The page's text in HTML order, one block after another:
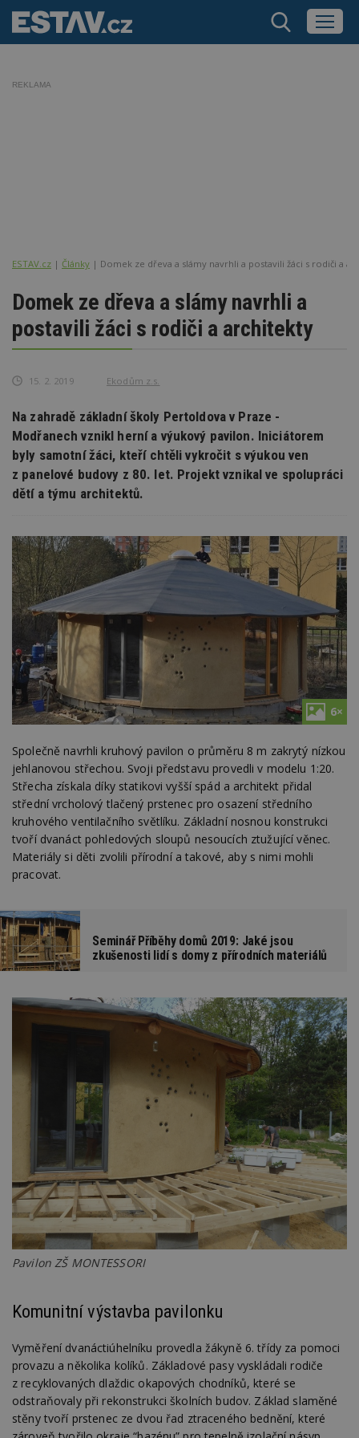
REKLAMA
ESTAV.cz Články Domek ze dřeva a slámy navrhli a postavili žáci s rodiči a
Domek ze dřeva a slámy navrhli a
postavili žáci s rodiči a architekty
15. 2. 2019 Ekodům z.s.
Na zahradě základní školy Pertoldova v Praze -
Modřanech vznikl herní a výukový pavilon. Iniciátorem
byly samotní žáci, kteří chtěli vykročit s výukou ven
z panelové budovy z 80. let. Projekt vznikal ve spolupráci
dětí a týmu architektů.
6×
Společně navrhli kruhový pavilon o průměru 8 m zakrytý nízkou
jehlanovou střechou. Svoji představu provedli v modelu 1:20.
Střecha získala díky statikovi vyšší spád a architekt přidal
střední vrcholový tlačený prstenec pro osazení středního
kruhového ventilačního světlíku. Základní nosnou konstrukci
tvoří dvanáct pohledových sloupů nesoucích ztužující věnec.
Materiály si děti zvolili přírodní a takové, aby s nimi mohli
pracovat.
Seminář Příběhy domů 2019: Jaké jsou
zkušenosti lidí s domy z přírodních materiálů
Pavilon ZŠ MONTESSORI
Komunitní výstavba pavilonku
Vyměření dvanáctiúhelníku provedla žákyně 6. třídy za pomoci
provazu a několika kolíků. Základové pasy vyskládali rodiče
z recyklovaných dlaždic okapových chodníků, které se
odstraňovaly při rekonstrukci školních budov. Základ slaměné
stěny tvoří prstenec ze dvou řad ztraceného bednění, které